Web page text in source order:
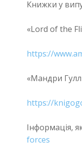
Книжки у
«Lord of the
https://
«Мандри
https://
Інформація,
forces